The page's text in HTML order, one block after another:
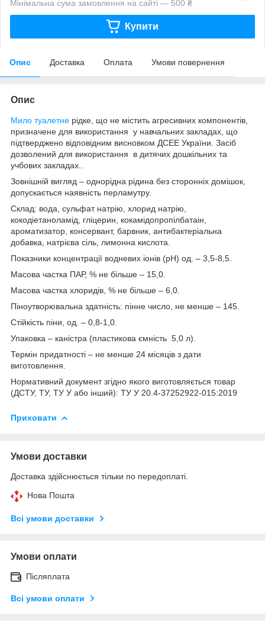
Мінімальна сума замовлення на сайті — 500 ₴
Купити
Опис Доставка Оплата Умови повернення
Опис
Мило туалетне рідке, що не містить агресивних компонентів,
призначене для використання у навчальних закладах, що
підтверджено відповідним висновком ДСЕЕ України. Засіб
дозволений для використання в дитячих дошкільних та
учбових закладах..
Зовнішній вигляд – однорідна рідина без сторонніх домішок,
допускається наявність перламутру.
Склад: вода, сульфат натрію, хлорид натрію,
кокодіетаноламід, гліцерин, кокамідопропілбатаін,
ароматизатор, консервант, барвник, антибактеріальна
добавка, натрієва сіль, лимонна кислота.
Показники концентрації водневих іонів (рН) од. – 3,5-8,5.
Масова частка ПАР, % не більше – 15,0.
Масова частка хлоридів, % не більше – 6,0.
Піноутворювальна здатність: пінне число, не менше – 145.
Стійкість піни, од. – 0,8-1,0.
Упаковка – каністра (пластикова ємність 5,0 л).
Термін придатності – не менше 24 місяців з дати
виготовлення.
Нормативний документ згідно якого виготовляється товар
(ДСТУ, ТУ, ТУ У або інший): ТУ У 20.4-37252922-015:2019
Приховати
Умови доставки
Доставка здійснюється тільки по передоплаті.
Нова Пошта
Всі умови доставки
Умови оплати
Післяплата
Всі умови оплати